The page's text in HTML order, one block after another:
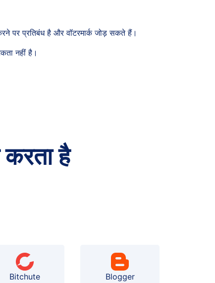
पर प्रतिबंध है और वॉटरमार्क जोड़ सकते हैं।
नहीं है।
करता है
Bitchute Blogger